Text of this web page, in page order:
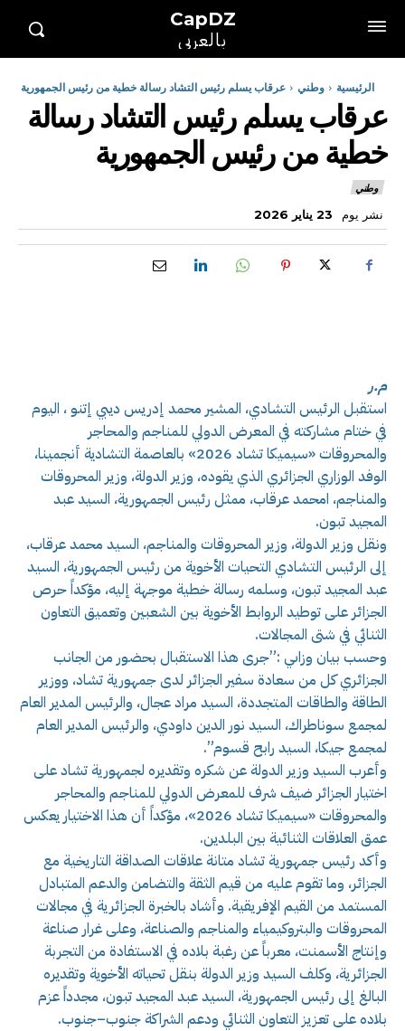
CapDZ
بالعربي
الرئيسية وطني عرقاب يسلم رئيس التشاد رسالة خطية من رئيس الجمهورية
عرقاب يسلم رئيس التشاد رسالة
خطية من رئيس الجمهورية
وطني
نشر يوم 23 يناير 2026
م.ر
استقبل الرئيس التشادي، المشير محمد إدريس ديبي إتنو ، اليوم
في ختام مشاركته في المعرض الدولي للمناجم والمحاجر
والمحروقات «سيميكا تشاد 2026» بالعاصمة التشادية أنجمينا،
الوفد الوزاري الجزائري الذي يقوده، وزير الدولة، وزير المحروقات
والمناجم، امحمد عرقاب، ممثل رئيس الجمهورية، السيد عبد
المجيد تبون.
ونقل وزير الدولة، وزير المحروقات والمناجم، السيد محمد عرقاب،
إلى الرئيس التشادي التحيات الأخوية من رئيس الجمهورية، السيد
عبد المجيد تبون، وسلمه رسالة خطية موجهة إليه، مؤكداً حرص
الجزائر على توطيد الروابط الأخوية بين الشعبين وتعميق التعاون
الثنائي في شتى المجالات.
وحسب بيان وزاىي :”جرى هذا الاستقبال بحضور من الجانب
الجزائري كل من سعادة سفير الجزائر لدى جمهورية تشاد، ووزير
الطاقة والطاقات المتجددة، السيد مراد عجال، والرئيس المدير العام
لمجمع سوناطراك، السيد نور الدين داودي، والرئيس المدير العام
لمجمع جيكا، السيد رابح قسوم”.
وأعرب السيد وزير الدولة عن شكره وتقديره لجمهورية تشاد على
اختيار الجزائر ضيف شرف للمعرض الدولي للمناجم والمحاجر
والمحروقات «سيميكا تشاد 2026»، مؤكداً أن هذا الاختيار يعكس
عمق العلاقات الثنائية بين البلدين.
وأكد رئيس جمهورية تشاد متانة علاقات الصداقة التاريخية مع
الجزائر، وما تقوم عليه من قيم الثقة والتضامن والدعم المتبادل
المستمد من القيم الإفريقية. وأشاد بالخبرة الجزائرية في مجالات
المحروقات والبتروكيمياء والمناجم والصناعة، وعلى غرار صناعة
وإنتاج الأسمنت، معرباً عن رغبة بلاده في الاستفادة من التجربة
الجزائرية، وكلف السيد وزير الدولة بنقل تحياته الأخوية وتقديره
البالغ إلى رئيس الجمهورية، السيد عبد المجيد تبون، مجدداً عزم
بلاده على تعزيز التعاون الثنائي ودعم الشراكة جنوب–جنوب.